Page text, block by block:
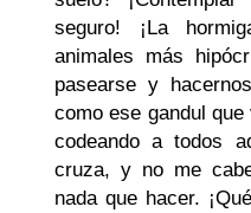
seguro! ¡La
animales más
pasearse y
como ese gandul
codeando a todos
cruza, y no me
nada que hacer.